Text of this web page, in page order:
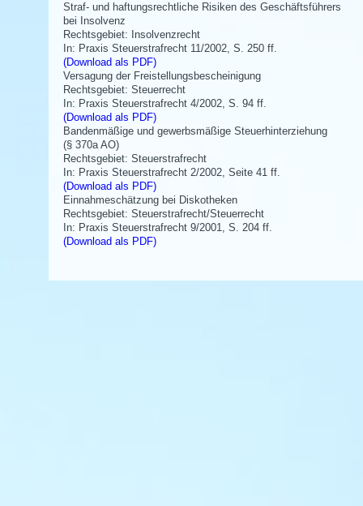
Straf- und haftungsrechtliche Risiken des Geschäftsführers
bei Insolvenz
Rechtsgebiet: Insolvenzrecht
In: Praxis Steuerstrafrecht 11/2002, S. 250 ff.
(Download als PDF)
Versagung der Freistellungsbescheinigung
Rechtsgebiet: Steuerrecht
In: Praxis Steuerstrafrecht 4/2002, S. 94 ff.
(Download als PDF)
Bandenmäßige und gewerbsmäßige Steuerhinterziehung
(§ 370a AO)
Rechtsgebiet: Steuerstrafrecht
In: Praxis Steuerstrafrecht 2/2002, Seite 41 ff.
(Download als PDF)
Einnahmeschätzung bei Diskotheken
Rechtsgebiet: Steuerstrafrecht/Steuerrecht
In: Praxis Steuerstrafrecht 9/2001, S. 204 ff.
(Download als PDF)